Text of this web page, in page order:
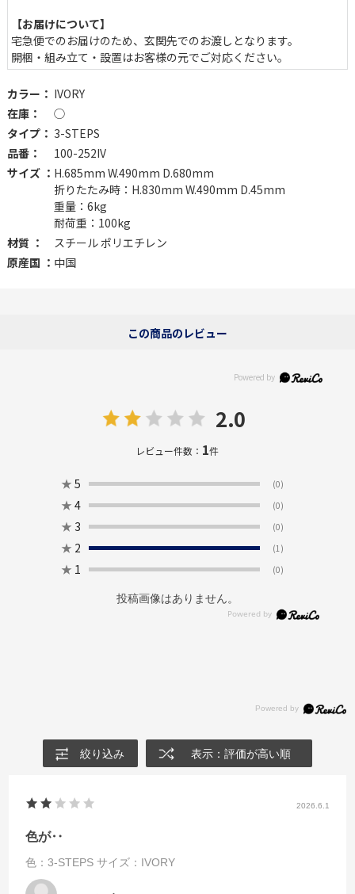
【お届けについて】
宅急便でのお届けのため、玄関先でのお渡しとなります。
開梱・組み立て・設置はお客様の元でご対応ください。
カラー： IVORY
在庫：
◯
タイプ： 3-STEPS
品番：
100-252IV
サイズ ： H.685mm W.490mm D.680mm
折りたたみ時：H.830mm W.490mm D.45mm
重量：6kg
耐荷重：100kg
材質 ：
スチール ポリエチレン
原産国 ： 中国
この商品のレビュー
2.0
レビュー件数： 1件
★ 5 (0)
★ 4 (0)
★ 3 (0)
★ 2 (1)
★ 1 (0)
投稿画像はありません。
絞り込み 表示：評価が高い順
2026.6.1
色が‥
色：3-STEPS サイズ：IVORY